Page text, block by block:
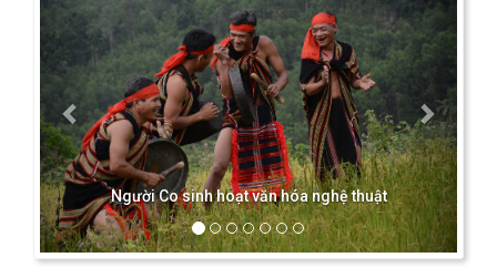
Người Co sinh hoạt văn hóa nghệ thuật